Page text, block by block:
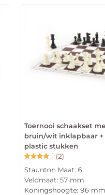
Toernooi schaakset
bruin/wit inklapbaar +
plastic stukken
4.00
uit 5
(2)
Staunton Maat: 6
Veldmaat: 57 mm
Koningshoogte: 96 mm